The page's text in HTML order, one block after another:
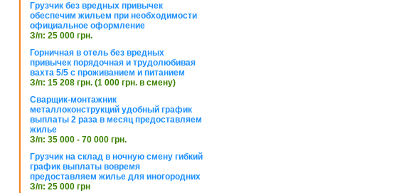
Грузчик без вредных привычек
обеспечим жильем при необходимости
официальное оформление
З/п: 25 000 грн.
Горничная в отель без вредных
привычек порядочная и трудолюбивая
вахта 5/5 с проживанием и питанием
З/п: 15 208 грн. (1 000 грн. в смену)
Сварщик-монтажник
металлоконструкций удобный график
выплаты 2 раза в месяц предоставляем
жилье
З/п: 35 000 - 70 000 грн.
Грузчик на склад в ночную смену гибкий
график выплаты вовремя
предоставляем жилье для иногородних
З/п: 25 000 грн